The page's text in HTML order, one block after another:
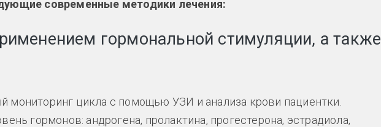
современные методики лечения:
гормональной стимуляции, а также
мониторинг цикла с помощью УЗИ и анализа крови пациентки.
гормонов: андрогена, пролактина, прогестерона, эстрадиола,